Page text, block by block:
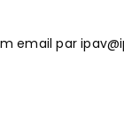
email par